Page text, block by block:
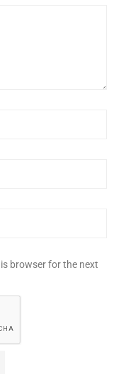
browser for the next